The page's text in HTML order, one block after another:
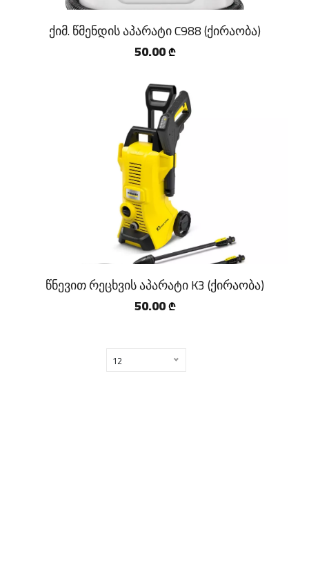
ქიმ. წმენდის აპარატი C988 (ქირაობა)
50.00 ₾
წნევით რეცხვის აპარატი K3 (ქირაობა)
50.00 ₾
12